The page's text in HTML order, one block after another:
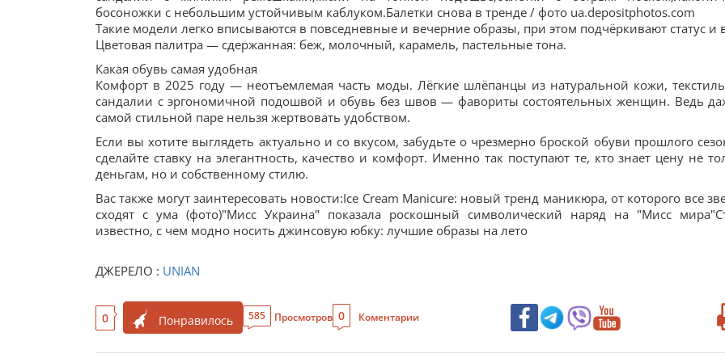
босоножки с небольшим устойчивым каблуком.Балетки снова в тренде / фото ua.depositphotos.com
Такие модели легко вписываются в повседневные и вечерние образы, при этом подчёркивают статус и
Цветовая палитра — сдержанная: беж, молочный, карамель, пастельные тона.
Какая обувь самая удобная
Комфорт в 2025 году — неотъемлемая часть моды. Лёгкие шлёпанцы из натуральной кожи,
сандалии с эргономичной подошвой и обувь без швов — фавориты состоятельных женщин. Ведь
самой стильной паре нельзя жертвовать удобством.
Если вы хотите выглядеть актуально и со вкусом, забудьте о чрезмерно броской обуви прошлого
сделайте ставку на элегантность, качество и комфорт. Именно так поступают те, кто знает цену не
деньгам, но и собственному стилю.
Вас также могут заинтересовать новости:Ice Cream Manicure: новый тренд маникюра, от которого все
сходят с ума (фото)"Мисс Украина" показала роскошный символический наряд на "Мисс
известно, с чем модно носить джинсовую юбку: лучшие образы на лето
ДЖЕРЕЛО : UNIAN
0 Понравилось 585 Просмотров 0 Коментарии